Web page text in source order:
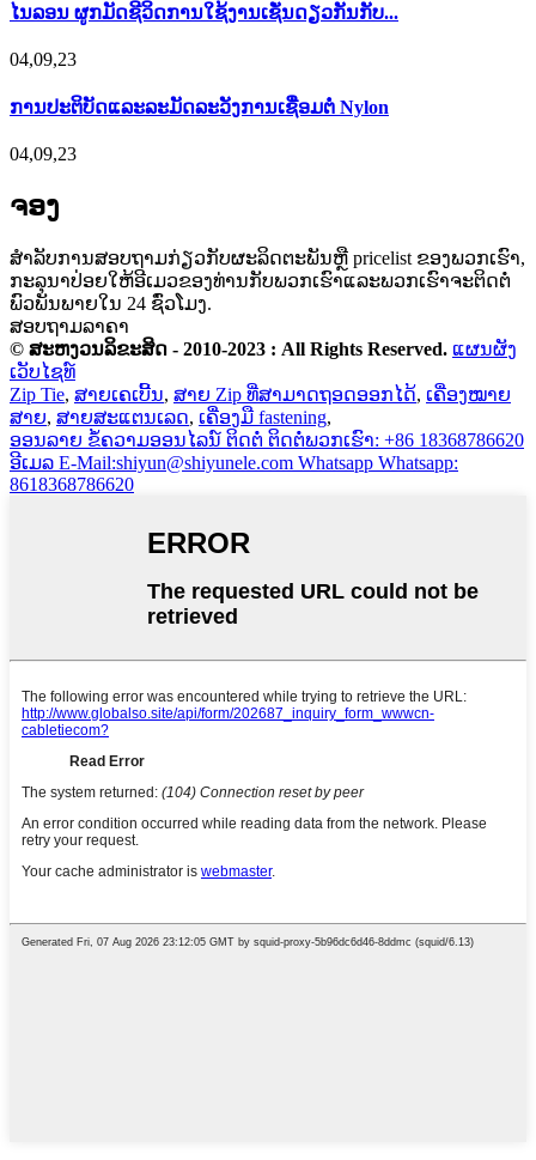
ໄນລອນ ຜູກມັດຊີວິດການໃຊ້ງານເຊັ່ນດຽວກັນກັບ...
04,09,23
ການ​ປະ​ຕິ​ບັດ​ແລະ​ລະ​ມັດ​ລະ​ວັງ​ການ​ເຊື່ອມ​ຕໍ່ Nylon​
04,09,23
ຈອງ
ສໍາ​ລັບ​ການ​ສອບ​ຖາມ​ກ່ຽວ​ກັບ​ຜະ​ລິດ​ຕະ​ພັນ​ຫຼື pricelist ຂອງ​ພວກ​ເຮົາ​,
ກະ​ລຸ​ນາ​ປ່ອຍ​ໃຫ້​ອີ​ເມວ​ຂອງ​ທ່ານ​ກັບ​ພວກ​ເຮົາ​ແລະ​ພວກ​ເຮົາ​ຈະ​ຕິດ​ຕໍ່​
ພົວ​ພັນ​ພາຍ​ໃນ 24 ຊົ່ວ​ໂມງ​.
ສອບຖາມລາຄາ
© ສະຫງວນລິຂະສິດ - 2010-2023 : All Rights Reserved. ແຜນຜັງ
ເວັບໄຊທ໌
Zip Tie, ສາຍເຄເບີ້ນ, ສາຍ Zip ທີ່ສາມາດຖອດອອກໄດ້, ເຄື່ອງໝາຍ
ສາຍ, ສາຍສະແຕນເລດ, ເຄື່ອງມື fastening,
ອອນລາຍ ຂໍ້ຄວາມອອນໄລນ໌ ຕິດຕໍ່ ຕິດຕໍ່ພວກເຮົາ: +86 18368786620
ອີເມລ E-Mail:shiyun@shiyunele.com Whatsapp Whatsapp:
8618368786620